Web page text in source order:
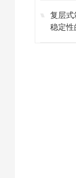
复层式
稳定性